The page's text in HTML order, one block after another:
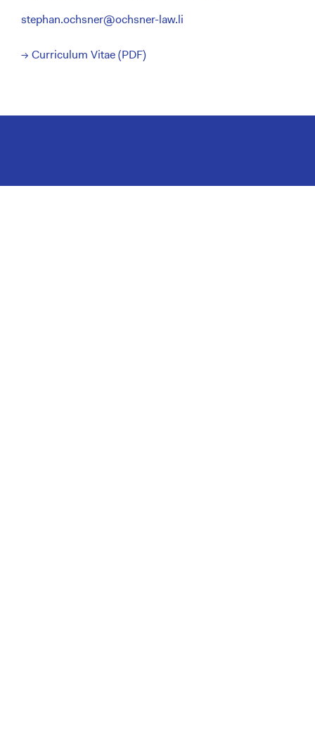
stephan.ochsner@ochsner-law.li
→ Curriculum Vitae (PDF)